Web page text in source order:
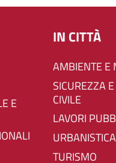
IN CITTÀ
AMBIENTE
SICUREZZA E PROTEZIONE
CIVILE
LAVORI
URBANISTICA
TURISMO